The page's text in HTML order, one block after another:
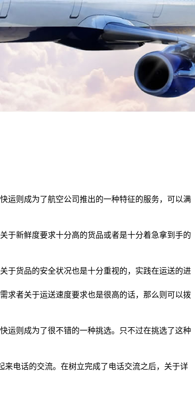
运则成为了航空公司推出的一种特征的服务，可以满
于新鲜度要求十分高的货品或者是十分着急拿到手的
于货品的安全状况也是十分重视的，实践在运送的进
求者关于运送速度要求也是很高的话，那么则可以拨
运则成为了很不错的一种挑选。只不过在挑选了这种
来电话的交流。在树立完成了电话交流之后，关于详